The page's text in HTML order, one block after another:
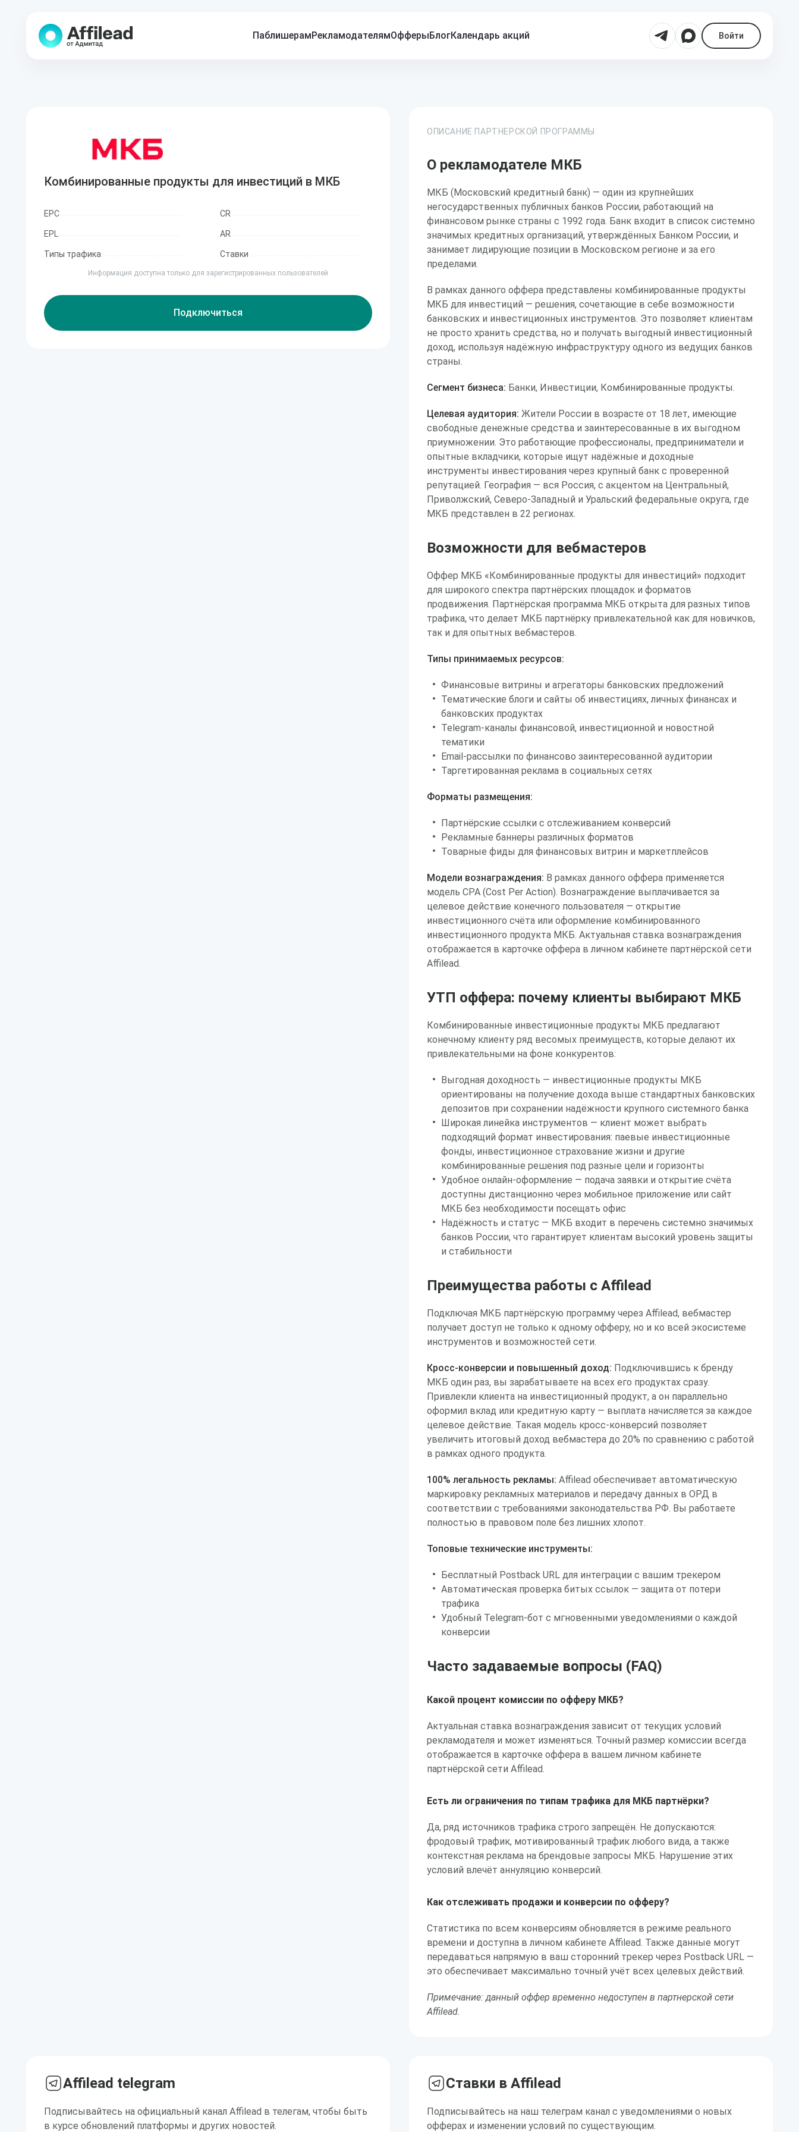
ПаблишерамРекламодателямОфферыБлогКалендарь акций Войти
Комбинированные продукты для инвестиций в МКБ
EPC CR
EPL AR
Типы трафика Ставки
Информация доступна только для зарегистрированных пользователей
Подключиться
ОПИСАНИЕ ПАРТНЕРСКОЙ ПРОГРАММЫ
О рекламодателе МКБ
МКБ (Московский кредитный банк) — один из крупнейших
негосударственных публичных банков России, работающий на
финансовом рынке страны с 1992 года. Банк входит в список системно
значимых кредитных организаций, утверждённых Банком России, и
занимает лидирующие позиции в Московском регионе и за его
пределами.
В рамках данного оффера представлены комбинированные продукты
МКБ для инвестиций — решения, сочетающие в себе возможности
банковских и инвестиционных инструментов. Это позволяет клиентам
не просто хранить средства, но и получать выгодный инвестиционный
доход, используя надёжную инфраструктуру одного из ведущих банков
страны.
Сегмент бизнеса: Банки, Инвестиции, Комбинированные продукты.
Целевая аудитория: Жители России в возрасте от 18 лет, имеющие
свободные денежные средства и заинтересованные в их выгодном
приумножении. Это работающие профессионалы, предприниматели и
опытные вкладчики, которые ищут надёжные и доходные
инструменты инвестирования через крупный банк с проверенной
репутацией. География — вся Россия, с акцентом на Центральный,
Приволжский, Северо-Западный и Уральский федеральные округа, где
МКБ представлен в 22 регионах.
Возможности для вебмастеров
Оффер МКБ «Комбинированные продукты для инвестиций» подходит
для широкого спектра партнёрских площадок и форматов
продвижения. Партнёрская программа МКБ открыта для разных типов
трафика, что делает МКБ партнёрку привлекательной как для новичков,
так и для опытных вебмастеров.
Типы принимаемых ресурсов:
Финансовые витрины и агрегаторы банковских предложений
Тематические блоги и сайты об инвестициях, личных финансах и
банковских продуктах
Telegram-каналы финансовой, инвестиционной и новостной
тематики
Email-рассылки по финансово заинтересованной аудитории
Таргетированная реклама в социальных сетях
Форматы размещения:
Партнёрские ссылки с отслеживанием конверсий
Рекламные баннеры различных форматов
Товарные фиды для финансовых витрин и маркетплейсов
Модели вознаграждения: В рамках данного оффера применяется
модель CPA (Cost Per Action). Вознаграждение выплачивается за
целевое действие конечного пользователя — открытие
инвестиционного счёта или оформление комбинированного
инвестиционного продукта МКБ. Актуальная ставка вознаграждения
отображается в карточке оффера в личном кабинете партнёрской сети
Affilead.
УТП оффера: почему клиенты выбирают МКБ
Комбинированные инвестиционные продукты МКБ предлагают
конечному клиенту ряд весомых преимуществ, которые делают их
привлекательными на фоне конкурентов:
Выгодная доходность — инвестиционные продукты МКБ
ориентированы на получение дохода выше стандартных банковских
депозитов при сохранении надёжности крупного системного банка
Широкая линейка инструментов — клиент может выбрать
подходящий формат инвестирования: паевые инвестиционные
фонды, инвестиционное страхование жизни и другие
комбинированные решения под разные цели и горизонты
Удобное онлайн-оформление — подача заявки и открытие счёта
доступны дистанционно через мобильное приложение или сайт
МКБ без необходимости посещать офис
Надёжность и статус — МКБ входит в перечень системно значимых
банков России, что гарантирует клиентам высокий уровень защиты
и стабильности
Преимущества работы с Affilead
Подключая МКБ партнёрскую программу через Affilead, вебмастер
получает доступ не только к одному офферу, но и ко всей экосистеме
инструментов и возможностей сети.
Кросс-конверсии и повышенный доход: Подключившись к бренду
МКБ один раз, вы зарабатываете на всех его продуктах сразу.
Привлекли клиента на инвестиционный продукт, а он параллельно
оформил вклад или кредитную карту — выплата начисляется за каждое
целевое действие. Такая модель кросс-конверсий позволяет
увеличить итоговый доход вебмастера до 20% по сравнению с работой
в рамках одного продукта.
100% легальность рекламы: Affilead обеспечивает автоматическую
маркировку рекламных материалов и передачу данных в ОРД в
соответствии с требованиями законодательства РФ. Вы работаете
полностью в правовом поле без лишних хлопот.
Топовые технические инструменты:
Бесплатный Postback URL для интеграции с вашим трекером
Автоматическая проверка битых ссылок — защита от потери
трафика
Удобный Telegram-бот с мгновенными уведомлениями о каждой
конверсии
Часто задаваемые вопросы (FAQ)
Какой процент комиссии по офферу МКБ?
Актуальная ставка вознаграждения зависит от текущих условий
рекламодателя и может изменяться. Точный размер комиссии всегда
отображается в карточке оффера в вашем личном кабинете
партнёрской сети Affilead.
Есть ли ограничения по типам трафика для МКБ партнёрки?
Да, ряд источников трафика строго запрещён. Не допускаются:
фродовый трафик, мотивированный трафик любого вида, а также
контекстная реклама на брендовые запросы МКБ. Нарушение этих
условий влечёт аннуляцию конверсий.
Как отслеживать продажи и конверсии по офферу?
Статистика по всем конверсиям обновляется в режиме реального
времени и доступна в личном кабинете Affilead. Также данные могут
передаваться напрямую в ваш сторонний трекер через Postback URL —
это обеспечивает максимально точный учёт всех целевых действий.
Примечание: данный оффер временно недоступен в партнерской сети
Affilead.
Affilead telegram
Подписывайтесь на официальный канал Affilead в телегам, чтобы быть
в курсе обновлений платформы и других новостей.
Ставки в Affilead
Подписывайтесь на наш телеграм канал с уведомлениями о новых
офферах и изменении условий по существующим.